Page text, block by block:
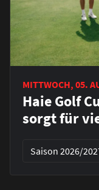
MITTWOCH, 05.
Haie Golf
sorgt für
Saison 2026/